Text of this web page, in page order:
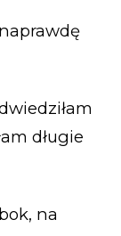
długie
na